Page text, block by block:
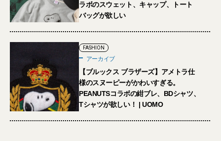
ラボのスウェット、キャップ、トート
バッグが欲しい
FASHION
アーカイブ
【ブルックス ブラザーズ】アメトラ仕
様のスヌーピーがかわいすぎる。
PEANUTSコラボの紺ブレ、BDシャツ、
Tシャツが欲しい！ | UOMO